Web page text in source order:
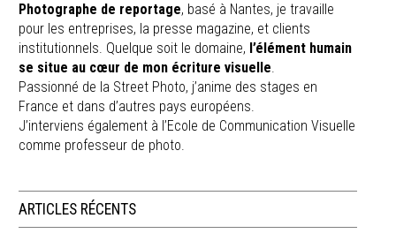
Photographe de reportage, basé à Nantes, je travaille
pour les entreprises, la presse magazine, et clients
institutionnels. Quelque soit le domaine, l’élément humain
se situe au cœur de mon écriture visuelle.
Passionné de la Street Photo, j’anime des stages en
France et dans d’autres pays européens.
J’interviens également à l’Ecole de Communication Visuelle
comme professeur de photo.
ARTICLES RÉCENTS